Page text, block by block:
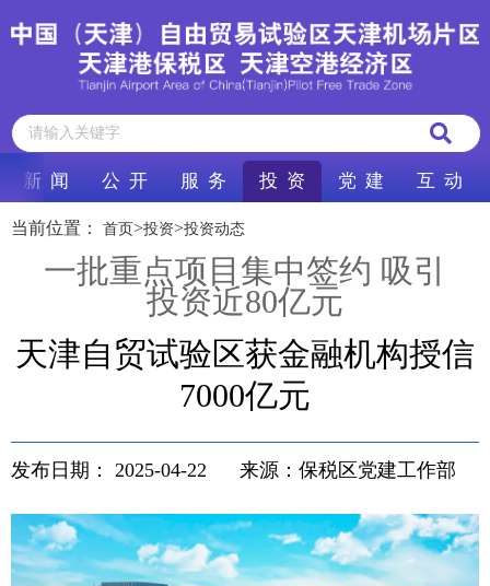
新 闻 公 开 服 务 投 资 党 建 互 动
当前位置： 首页>投资>投资动态
一批重点项目集中签约 吸引
投资近80亿元
天津自贸试验区获金融机构授信
7000亿元
发布日期： 2025-04-22 来源：保税区党建工作部